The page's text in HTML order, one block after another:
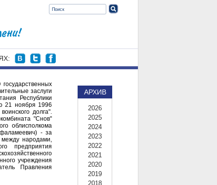
АРХИВ
2026
2025
2024
2023
2022
2021
2020
2019
2018
заслуги
Республики
21 ноября 1996
долга".
"Снов"
облисполкома
- за
между народами,
предприятия
учреждения
Правления